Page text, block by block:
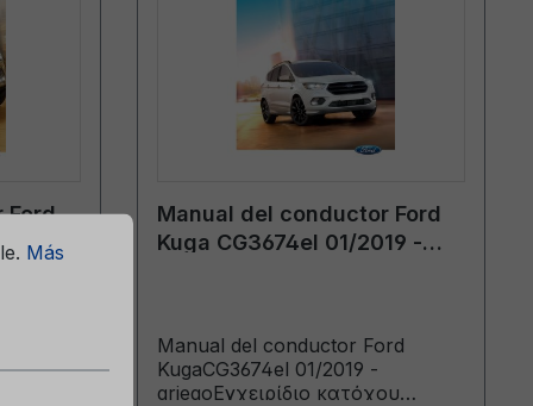
Ford
-
Manual del conductor Ford
Kuga CG3674el 01/2019 -
Manual del conductor Ford
KugaCG3674el 01/2019 -
griegoΕγχειρίδιο κατόχου
Más